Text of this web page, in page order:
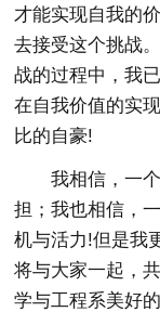
才能实现自我的
去接受这个挑战
战的过程中，我
在自我价值的实
比的自豪!
我相信，一
担；我也相信，
机与活力!但是我
将与大家一起，
学与工程系美好